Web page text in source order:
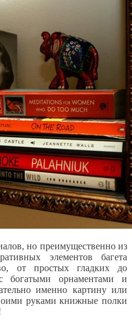
но преимущественно из
элементов багета
от простых гладких до
богатыми орнаментами и
именно картину или
руками книжные полки